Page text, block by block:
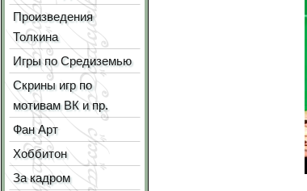
Произведения
Толкина
Игры по Средиземью
Скрины игр по
мотивам ВК и пр.
Фан Арт
Хоббитон
За кадром